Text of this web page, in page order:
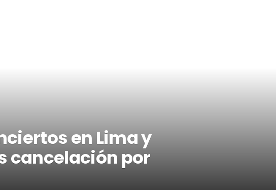
en Lima y
cancelación por